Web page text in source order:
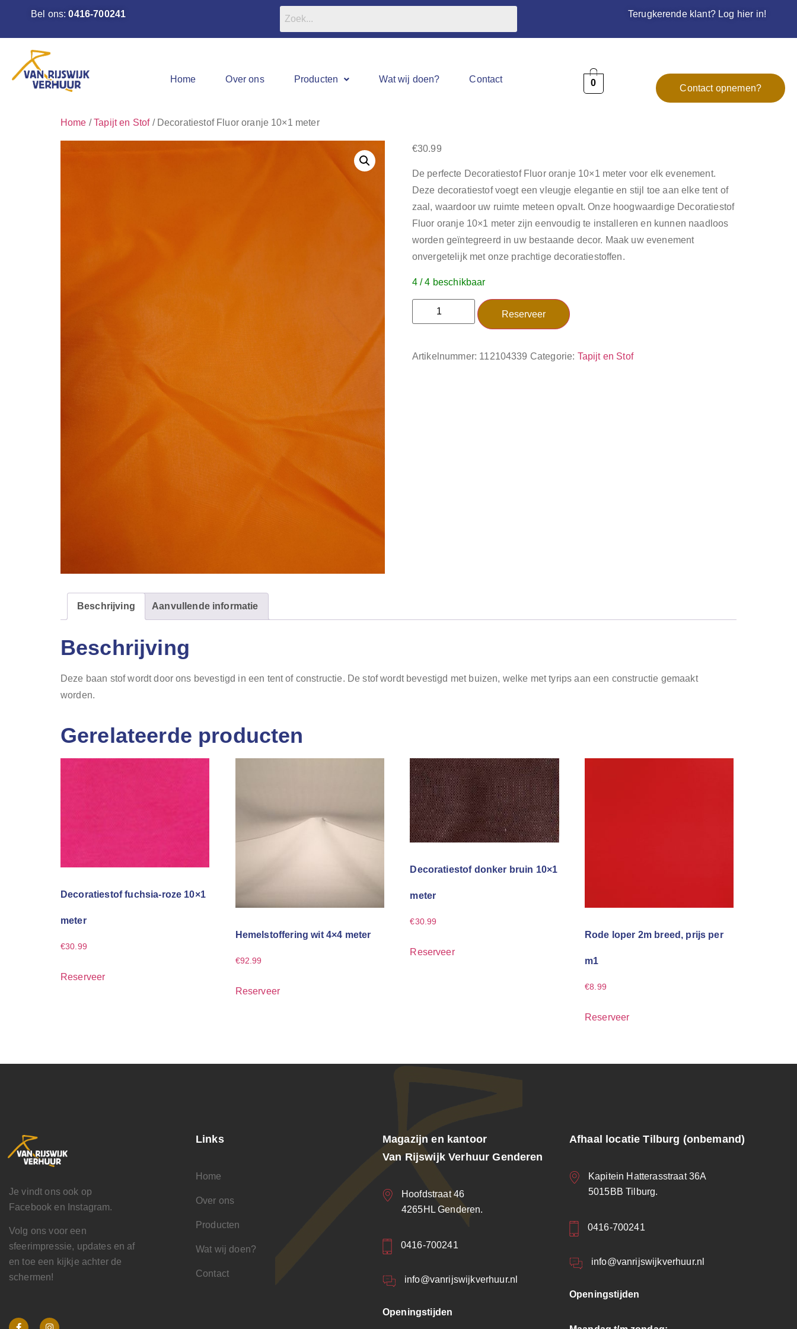
Bel ons:0416-700241 Terugkerende klant? Log hier in!
Home Over ons Producten Wat wij doen? Contact 0
Contact opnemen?
Home /Tapijt en Stof/ Decoratiestof Fluor oranje 10×1 meter
€30.99
De perfecte Decoratiestof Fluor oranje 10×1 meter voor elk evenement.
Deze decoratiestof voegt een vleugje elegantie en stijl toe aan elke tent of
zaal, waardoor uw ruimte meteen opvalt. Onze hoogwaardige Decoratiestof
Fluor oranje 10×1 meter zijn eenvoudig te installeren en kunnen naadloos
worden geïntegreerd in uw bestaande decor. Maak uw evenement
onvergetelijk met onze prachtige decoratiestoffen.
4 / 4 beschikbaar
Reserveer
Artikelnummer: 112104339 Categorie: Tapijt en Stof
Beschrijving Aanvullende informatie
Beschrijving
Deze baan stof wordt door ons bevestigd in een tent of constructie. De stof wordt bevestigd met buizen, welke met tyrips aan een constructie gemaakt
worden.
Gerelateerde producten
Decoratiestof fuchsia-roze 10×1
meter
€30.99
Reserveer
Hemelstoffering wit 4×4 meter
€92.99
Reserveer
Decoratiestof donker bruin 10×1
meter
€30.99
Reserveer
Rode loper 2m breed, prijs per
m1
€8.99
Reserveer
Je vindt ons ook op
Facebook en Instagram.
Volg ons voor een
sfeerimpressie, updates en af
en toe een kijkje achter de
schermen!
Links
Home
Over ons
Producten
Wat wij doen?
Contact
Magazijn en kantoor
Van Rijswijk Verhuur Genderen
Hoofdstraat 46
4265HL Genderen.
0416-700241
info@vanrijswijkverhuur.nl
Openingstijden
Afhaal locatie Tilburg (onbemand)
Kapitein Hatterasstraat 36A
5015BB Tilburg.
0416-700241
info@vanrijswijkverhuur.nl
Openingstijden